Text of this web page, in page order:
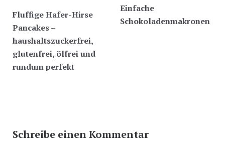
Fluffige Hafer-Hirse
Pancakes –
haushaltszuckerfrei,
glutenfrei, ölfrei und
rundum perfekt
Einfache
Schokoladenmakronen
Schreibe einen Kommentar